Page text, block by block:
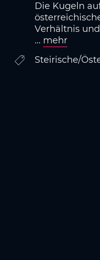
Die Kugeln
Verhältnis
... mehr
Steirische/